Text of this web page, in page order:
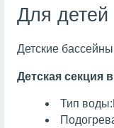
Для детей
Детские
Детская секция
Тип